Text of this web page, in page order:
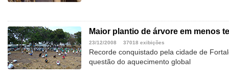
Maior plantio de árvore em menos
23/12/2008 37018 exibições
Recorde conquistado pela cidade de
questão do aquecimento global